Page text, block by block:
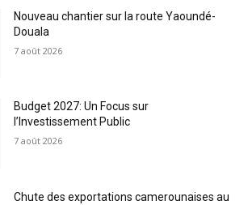
Nouveau chantier sur la route Yaoundé-
Douala
7 août 2026
Budget 2027: Un Focus sur
l’Investissement Public
7 août 2026
Chute des exportations camerounaises au